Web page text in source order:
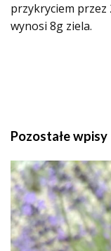
przykryciem przez
wynosi 8g ziela.
Pozostałe wpisy